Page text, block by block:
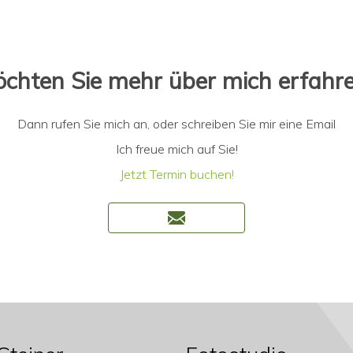
Sie mehr über mich
Dann rufen Sie mich an, oder schreiben Sie mir eine Email
Ich freue mich auf Sie!
Jetzt Termin buchen!